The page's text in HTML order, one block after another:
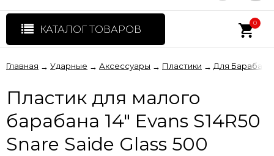
КАТАЛОГ ТОВАРОВ
0
Главная → Ударные → Аксессуары → Пластики → Для
Пластик для малого
барабана 14" Evans S14R50
Snare Saide Glass 500